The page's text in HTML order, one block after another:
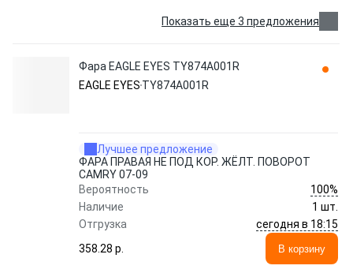
Показать еще 3 предложения
Фара EAGLE EYES TY874A001R
EAGLE EYES TY874A001R
Лучшее предложение
ФАРА ПРАВАЯ НЕ ПОД КОР. ЖЁЛТ. ПОВОРОТ
CAMRY 07-09
Вероятность
100%
Наличие
1 шт.
Отгрузка
сегодня в 18:15
358.28 p.
В корзину